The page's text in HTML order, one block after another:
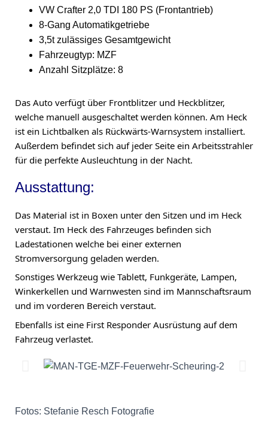
VW Crafter 2,0 TDI 180 PS (Frontantrieb)
8-Gang Automatikgetriebe
3,5t zulässiges Gesamtgewicht
Fahrzeugtyp: MZF
Anzahl Sitzplätze: 8
Das Auto verfügt über Frontblitzer und Heckblitzer,
welche manuell ausgeschaltet werden können. Am Heck
ist ein Lichtbalken als Rückwärts-Warnsystem installiert.
Außerdem befindet sich auf jeder Seite ein Arbeitsstrahler
für die perfekte Ausleuchtung in der Nacht.
Ausstattung:
Das Material ist in Boxen unter den Sitzen und im Heck
verstaut. Im Heck des Fahrzeuges befinden sich
Ladestationen welche bei einer externen
Stromversorgung geladen werden.
Sonstiges Werkzeug wie Tablett, Funkgeräte, Lampen,
Winkerkellen und Warnwesten sind im Mannschaftsraum
und im vorderen Bereich verstaut.
Ebenfalls ist eine First Responder Ausrüstung auf dem
Fahrzeug verlastet.
Fotos: Stefanie Resch Fotografie